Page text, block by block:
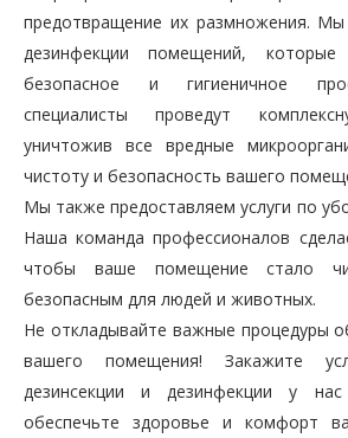
предотвращение их размножения. Мы
дезинфекции помещений, которые
безопасное и гигиеничное
специалисты проведут
уничтожив все вредные
чистоту и безопасность вашего
Мы также предоставляем услуги по
Наша команда профессионалов
чтобы ваше помещение стало
безопасным для людей и животных.
Не откладывайте важные процедуры
вашего помещения! Закажите
дезинсекции и дезинфекции у
обеспечьте здоровье и комфорт